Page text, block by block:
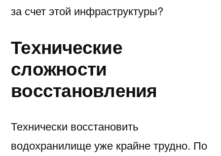
за счет этой инфраструктуры?
Технические
сложности
восстановления
Технически восстановить
водохранилище уже крайне трудно. По